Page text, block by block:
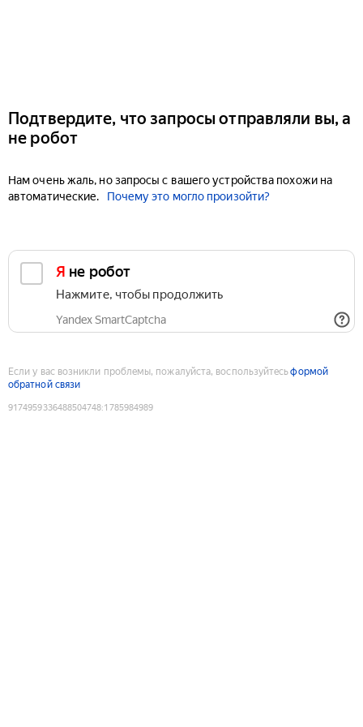
Подтвердите, что запросы отправляли вы, а
не робот
Нам очень жаль, но запросы с вашего устройства похожи на
автоматические.
Почему это могло произойти?
Я не робот
Нажмите, чтобы продолжить
Yandex SmartCaptcha
Если у вас возникли проблемы, пожалуйста, воспользуйтесьформой
обратной связи
9174959336488504748:1785984989